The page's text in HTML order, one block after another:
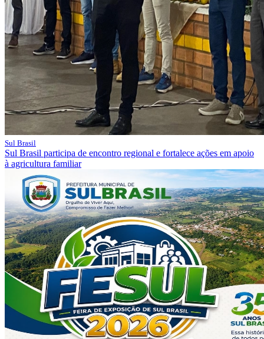
Sul Brasil
Sul Brasil participa de encontro regional e fortalece ações em apoio
à agricultura familiar